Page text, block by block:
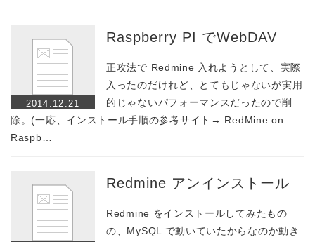
2014.12.21
Raspberry PI でWebDAV
正攻法で Redmine 入れようとして、実際
入ったのだけれど、とてもじゃないが実用
的じゃないパフォーマンスだったので削
除。(一応、インストール手順の参考サイト→ RedMine on
Raspb…
Redmine アンインストール
Redmine をインストールしてみたもの
の、MySQL で動いていたからなのか動き